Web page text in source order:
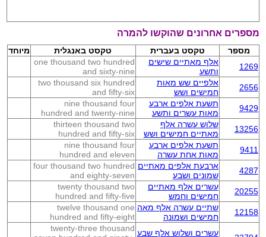
מספרים אחרונים שהוקשו להמרה
מספר טקסט בעברית טקסט באנגלית
מיוחד
1269
אלף מאתיים שישים
ותשע
one thousand two hundred
and sixty-nine
2656
אלפיים שש מאות
חמישים ושש
two thousand six hundred
and fifty-six
9429
תשעת אלפים ארבע
מאות עשרים ותשע
nine thousand four
hundred and twenty-nine
13256
שלוש עשרה אלף
מאתיים חמישים ושש
thirteen thousand two
hundred and fifty-six
9411
תשעת אלפים ארבע
מאות אחת עשרה
nine thousand four
hundred and eleven
4287
ארבעת אלפים מאתיים
שמונים ושבע
four thousand two hundred
and eighty-seven
20255
עשרים אלף מאתיים
חמישים וחמש
twenty thousand two
hundred and fifty-five
12158
שתיים עשרה אלף מאה
חמישים ושמונה
twelve thousand one
hundred and fifty-eight
עשרים ושלוש אלף שבע twenty-three thousand